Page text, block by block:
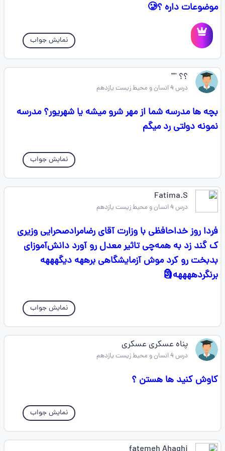
موضوعات داره ؟🥲
نمایش جواب
؟؟ ''"
درس 4 انسان و محیط زیست یازدهم
بچه ها مدرسه شما از مهر شرو میشه یا شهریور؟ مدرسه
نمونه دولتی رد میگم
نمایش جواب
Fatima.S
درس 4 انسان و محیط زیست یازدهم
فردا روز خداحافظی با وزارت آقای رضامرادصحرایی وزیری
ک گند زد به همه‌چی تاثیر معدل رو آورد دانش‌آموزای
بدبخت رو کرد موش آزمایشگاهی برههه دیگهههه
برنگردههههه🗿
نمایش جواب
پناه عسکری عسکری
درس 4 انسان و محیط زیست یازدهم
کاوش کنید ها هستن ؟
نمایش جواب